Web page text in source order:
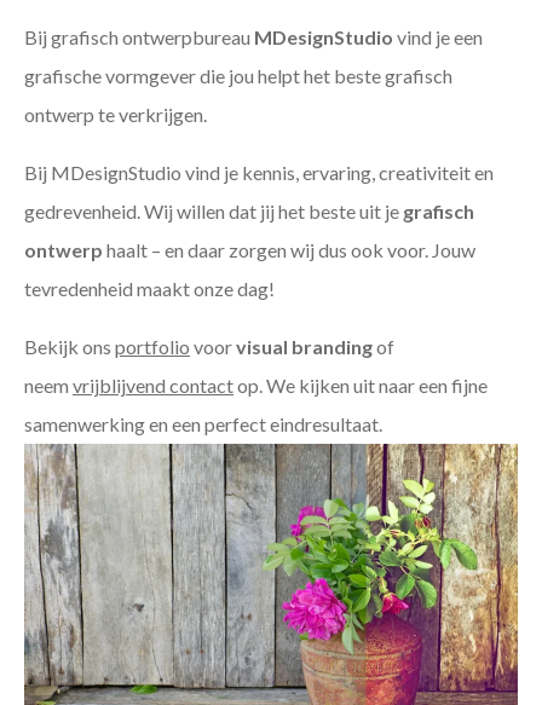
Bij grafisch ontwerpbureau MDesignStudio vind je een
grafische vormgever die jou helpt het beste grafisch
ontwerp te verkrijgen.
Bij MDesignStudio vind je kennis, ervaring, creativiteit en
gedrevenheid. Wij willen dat jij het beste uit je grafisch
ontwerp haalt – en daar zorgen wij dus ook voor. Jouw
tevredenheid maakt onze dag!
Bekijk ons portfolio voorvisual brandingof
neem vrijblijvend contactop. We kijken uit naar een fijne
samenwerking en een perfect eindresultaat.